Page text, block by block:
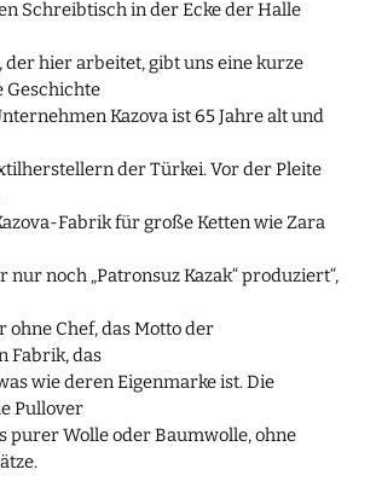
Schreibtisch in der Ecke der Halle
der hier arbeitet, gibt uns eine kurze
Geschichte
Kazova ist 65 Jahre alt und
der Türkei. Vor der Pleite
Fabrik für große Ketten wie Zara
nur noch „Patronsuz Kazak“ produziert“,
ohne Chef, das Motto der
Fabrik, das
wie deren Eigenmarke ist. Die
Pullover
purer Wolle oder Baumwolle, ohne